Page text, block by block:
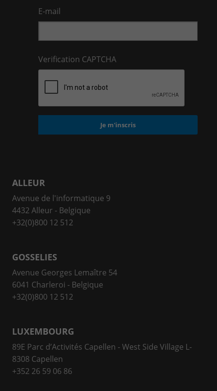
E-mail
Verification CAPTCHA
ALLEUR
Avenue de l'informatique 9
4432 Alleur - Belgique
+32(0)800 12 512
GOSSELIES
Avenue Georges Lemaître 54
6041 Charleroi - Belgique
+32(0)800 12 512
LUXEMBOURG
89E Parc d’Activités Capellen - West Side Village L-
8308 Capellen
+352 26 59 06 86